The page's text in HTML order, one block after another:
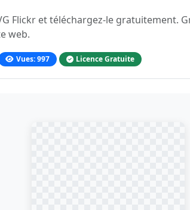
Flickr et téléchargez-le gratuitement.
web.
Vues: 997 Licence Gratuite